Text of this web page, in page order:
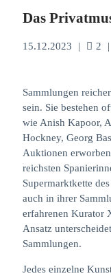
Das
15.12.2023 | 2 |
Sammlungen
sein. Sie bestehen
wie Anish Kapoor,
Hockney, Georg
Auktionen
reichsten
Supermarktkette
auch in ihrer
erfahrenen Kurator
Ansatz
Sammlungen.
Jedes einzelne